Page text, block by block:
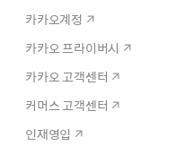
카카오계정
카카오 프라이버시
카카오 고객센터
커머스 고객센터
인재영입